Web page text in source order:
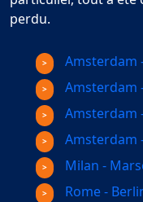
perdu.
Amsterdam
Amsterdam
Amsterdam
Amsterdam
Milan -
Rome -